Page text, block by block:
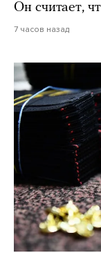
Он считает,
7 часов назад